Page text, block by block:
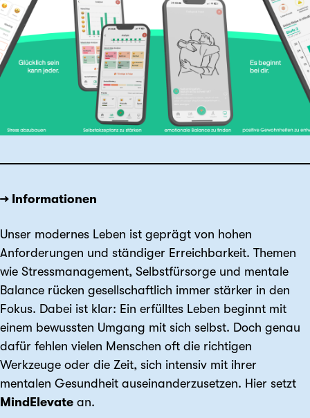
→ Informationen
Unser modernes Leben ist geprägt von hohen
Anforderungen und ständiger Erreichbarkeit. Themen
wie Stressmanagement, Selbstfürsorge und mentale
Balance rücken gesellschaftlich immer stärker in den
Fokus. Dabei ist klar: Ein erfülltes Leben beginnt mit
einem bewussten Umgang mit sich selbst. Doch genau
dafür fehlen vielen Menschen oft die richtigen
Werkzeuge oder die Zeit, sich intensiv mit ihrer
mentalen Gesundheit auseinanderzusetzen. Hier setzt
MindElevate an.